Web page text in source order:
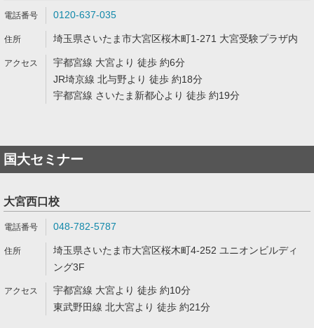
0120-637-035
埼玉県さいたま市大宮区桜木町1-271 大宮受験プラザ内
宇都宮線 大宮より 徒歩 約6分
JR埼京線 北与野より 徒歩 約18分
宇都宮線 さいたま新都心より 徒歩 約19分
国大セミナー
大宮西口校
048-782-5787
埼玉県さいたま市大宮区桜木町4-252 ユニオンビルディ
ング3F
宇都宮線 大宮より 徒歩 約10分
東武野田線 北大宮より 徒歩 約21分